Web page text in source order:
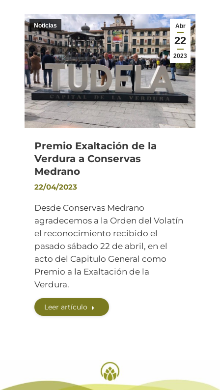
Abr
22
2023
Noticias
Premio Exaltación de la
Verdura a Conservas
Medrano
22/04/2023
Desde Conservas Medrano
agradecemos a la Orden del Volatín
el reconocimiento recibido el
pasado sábado 22 de abril, en el
acto del Capitulo General como
Premio a la Exaltación de la
Verdura.
Leer artículo